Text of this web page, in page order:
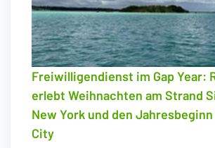
Freiwilligendienst im Gap Year:
erlebt Weihnachten am Strand
New York und den
City